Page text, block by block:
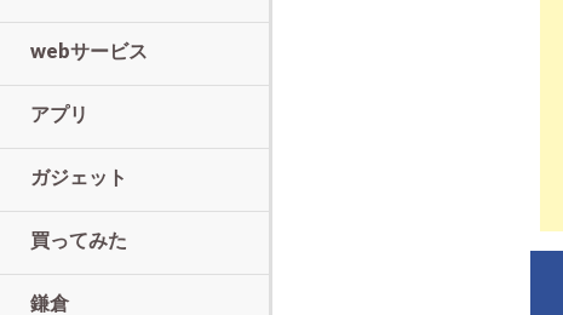
webサービス
アプリ
ガジェット
買ってみた
鎌倉